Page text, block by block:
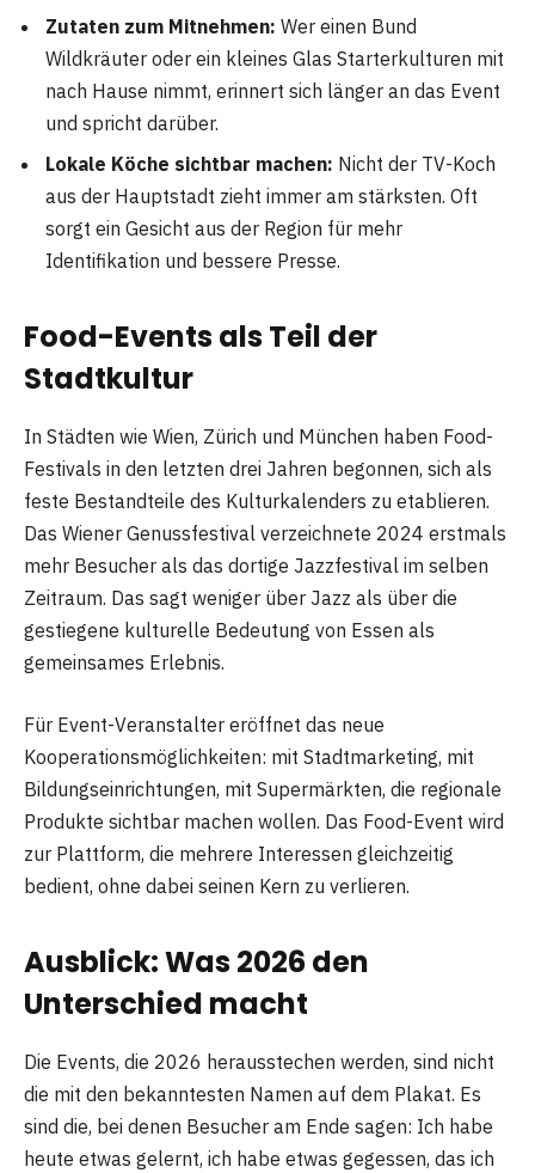
Zutaten zum Mitnehmen: Wer einen Bund
Wildkräuter oder ein kleines Glas Starterkulturen mit
nach Hause nimmt, erinnert sich länger an das Event
und spricht darüber.
Lokale Köche sichtbar machen: Nicht der TV-Koch
aus der Hauptstadt zieht immer am stärksten. Oft
sorgt ein Gesicht aus der Region für mehr
Identifikation und bessere Presse.
Food-Events als Teil der
Stadtkultur
In Städten wie Wien, Zürich und München haben Food-
Festivals in den letzten drei Jahren begonnen, sich als
feste Bestandteile des Kulturkalenders zu etablieren.
Das Wiener Genussfestival verzeichnete 2024 erstmals
mehr Besucher als das dortige Jazzfestival im selben
Zeitraum. Das sagt weniger über Jazz als über die
gestiegene kulturelle Bedeutung von Essen als
gemeinsames Erlebnis.
Für Event-Veranstalter eröffnet das neue
Kooperationsmöglichkeiten: mit Stadtmarketing, mit
Bildungseinrichtungen, mit Supermärkten, die regionale
Produkte sichtbar machen wollen. Das Food-Event wird
zur Plattform, die mehrere Interessen gleichzeitig
bedient, ohne dabei seinen Kern zu verlieren.
Ausblick: Was 2026 den
Unterschied macht
Die Events, die 2026 herausstechen werden, sind nicht
die mit den bekanntesten Namen auf dem Plakat. Es
sind die, bei denen Besucher am Ende sagen: Ich habe
heute etwas gelernt, ich habe etwas gegessen, das ich